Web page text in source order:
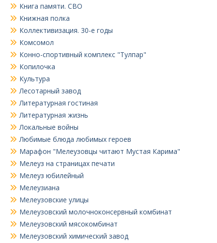
Книга памяти. СВО
Книжная полка
Коллективизация. 30-е годы
Комсомол
Конно-спортивный комплекс "Тулпар"
Копилочка
Культура
Лесотарный завод
Литературная гостиная
Литературная жизнь
Локальные войны
Любимые блюда любимых героев
Марафон "Мелеузовцы читают Мустая Карима"
Мелеуз на страницах печати
Мелеуз юбилейный
Мелеузиана
Мелеузовские улицы
Мелеузовский молочноконсервный комбинат
Мелеузовский мясокомбинат
Мелеузовский химический завод